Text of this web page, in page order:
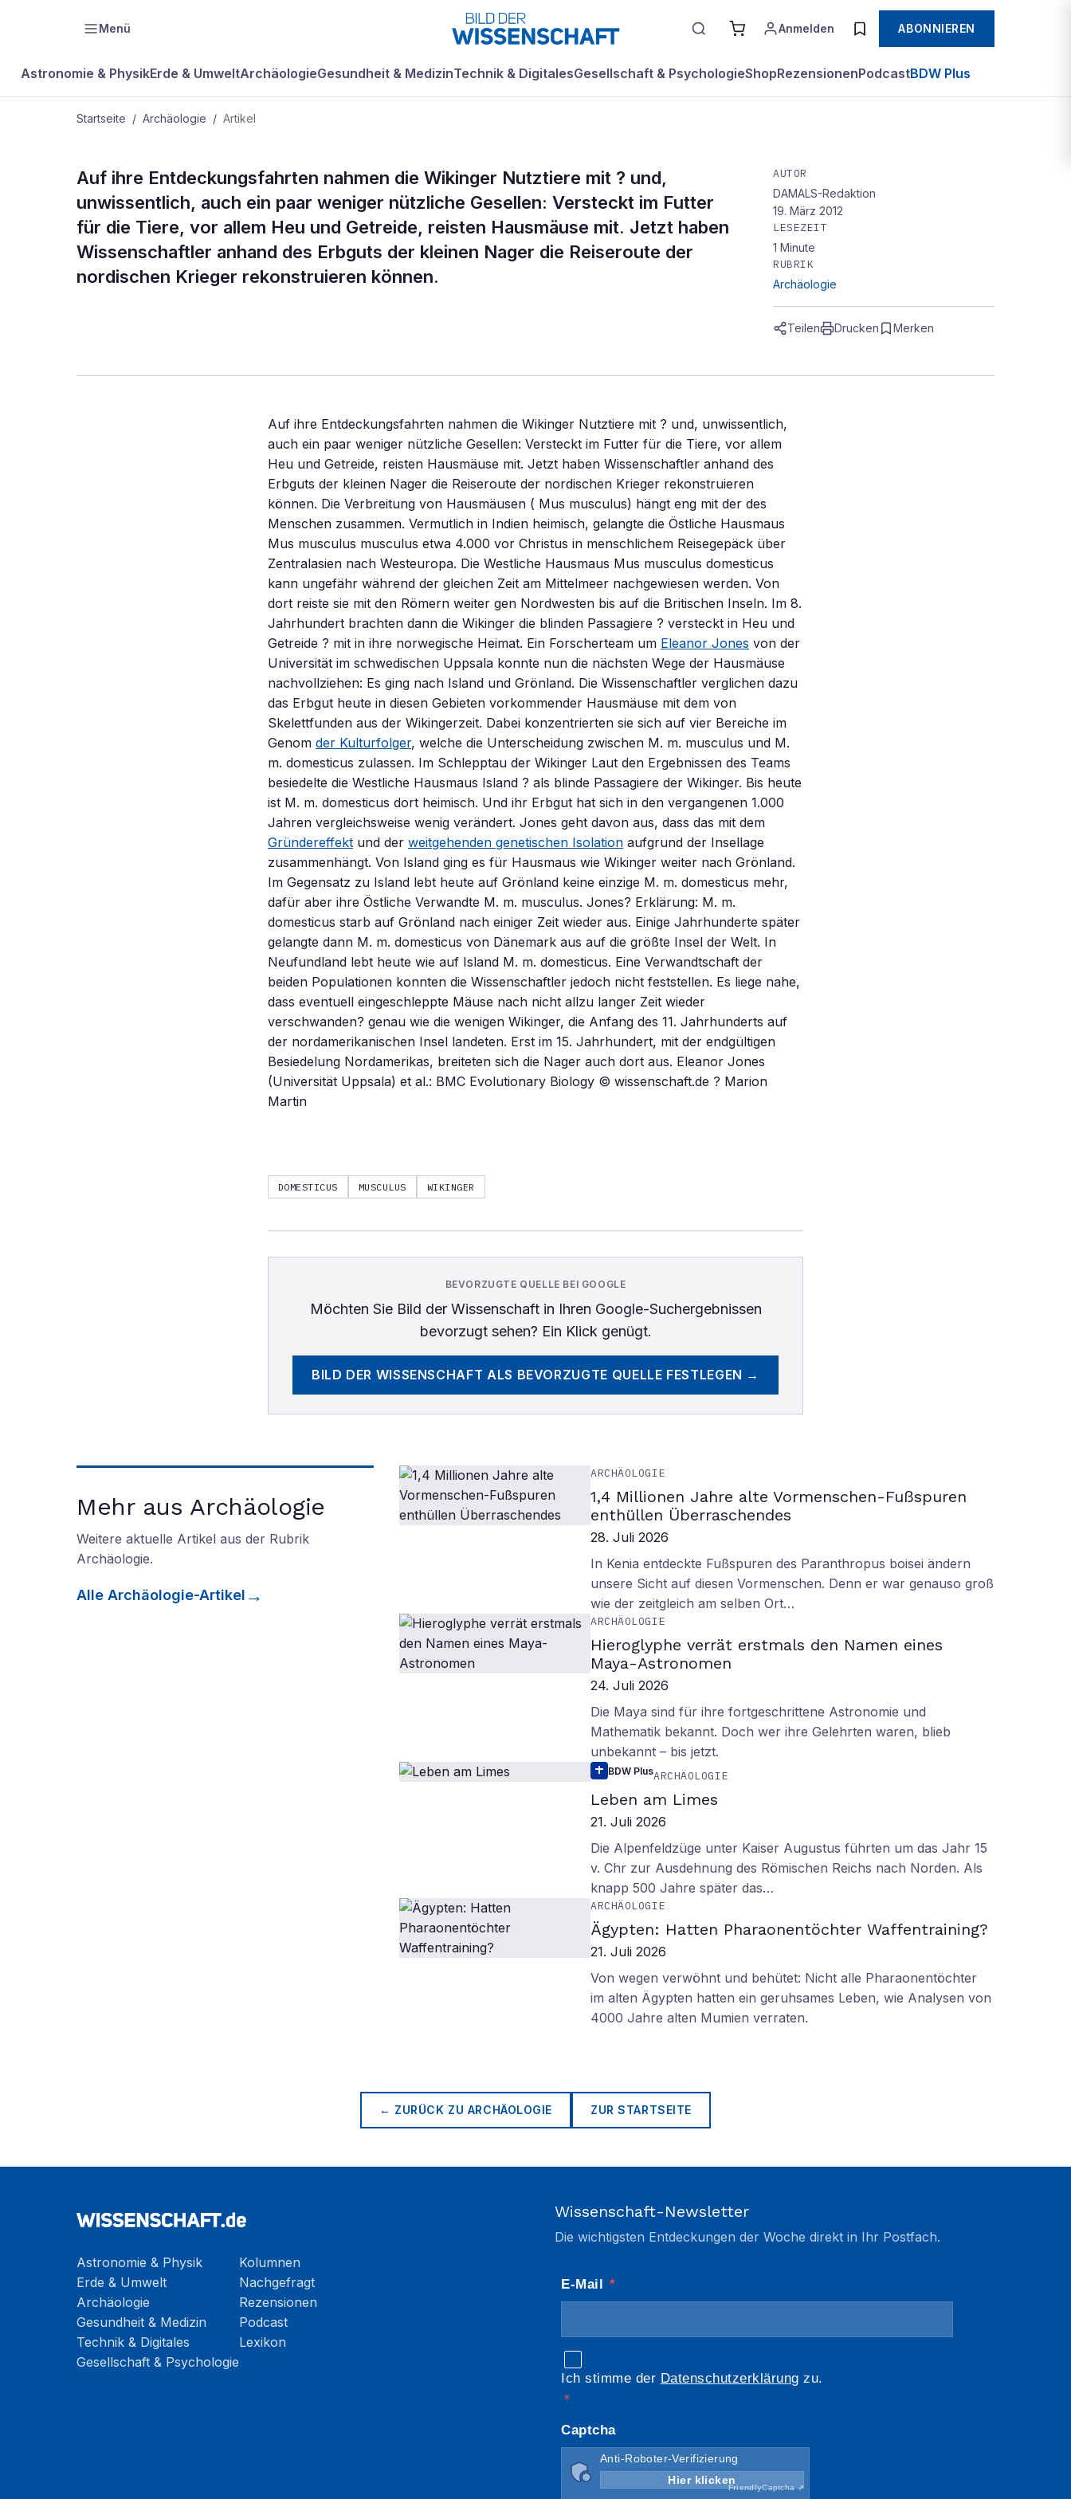
Menü Anmelden ABONNIEREN
Astronomie & PhysikErde & UmweltArchäologieGesundheit & MedizinTechnik & DigitalesGesellschaft & PsychologieShopRezensionenPodcastBDW Plus
Startseite / Archäologie / Artikel
ARCHÄOLOGIE
Mäuse auf großer
Fahrt
Auf ihre Entdeckungsfahrten nahmen die Wikinger Nutztiere mit ? und,
unwissentlich, auch ein paar weniger nützliche Gesellen: Versteckt im Futter
für die Tiere, vor allem Heu und Getreide, reisten Hausmäuse mit. Jetzt haben
Wissenschaftler anhand des Erbguts der kleinen Nager die Reiseroute der
nordischen Krieger rekonstruieren können.
AUTOR
DAMALS-Redaktion
19. März 2012
LESEZEIT
1 Minute
RUBRIK
Archäologie
Teilen Drucken Merken
Auf ihre Entdeckungsfahrten nahmen die Wikinger Nutztiere mit ? und, unwissentlich,
auch ein paar weniger nützliche Gesellen: Versteckt im Futter für die Tiere, vor allem
Heu und Getreide, reisten Hausmäuse mit. Jetzt haben Wissenschaftler anhand des
Erbguts der kleinen Nager die Reiseroute der nordischen Krieger rekonstruieren
können. Die Verbreitung von Hausmäusen ( Mus musculus) hängt eng mit der des
Menschen zusammen. Vermutlich in Indien heimisch, gelangte die Östliche Hausmaus
Mus musculus musculus etwa 4.000 vor Christus in menschlichem Reisegepäck über
Zentralasien nach Westeuropa. Die Westliche Hausmaus Mus musculus domesticus
kann ungefähr während der gleichen Zeit am Mittelmeer nachgewiesen werden. Von
dort reiste sie mit den Römern weiter gen Nordwesten bis auf die Britischen Inseln. Im 8.
Jahrhundert brachten dann die Wikinger die blinden Passagiere ? versteckt in Heu und
Getreide ? mit in ihre norwegische Heimat. Ein Forscherteam um Eleanor Jones von der
Universität im schwedischen Uppsala konnte nun die nächsten Wege der Hausmäuse
nachvollziehen: Es ging nach Island und Grönland. Die Wissenschaftler verglichen dazu
das Erbgut heute in diesen Gebieten vorkommender Hausmäuse mit dem von
Skelettfunden aus der Wikingerzeit. Dabei konzentrierten sie sich auf vier Bereiche im
Genom der Kulturfolger, welche die Unterscheidung zwischen M. m. musculus und M.
m. domesticus zulassen. Im Schlepptau der Wikinger Laut den Ergebnissen des Teams
besiedelte die Westliche Hausmaus Island ? als blinde Passagiere der Wikinger. Bis heute
ist M. m. domesticus dort heimisch. Und ihr Erbgut hat sich in den vergangenen 1.000
Jahren vergleichsweise wenig verändert. Jones geht davon aus, dass das mit dem
Gründereffekt und der weitgehenden genetischen Isolation aufgrund der Insellage
zusammenhängt. Von Island ging es für Hausmaus wie Wikinger weiter nach Grönland.
Im Gegensatz zu Island lebt heute auf Grönland keine einzige M. m. domesticus mehr,
dafür aber ihre Östliche Verwandte M. m. musculus. Jones? Erklärung: M. m.
domesticus starb auf Grönland nach einiger Zeit wieder aus. Einige Jahrhunderte später
gelangte dann M. m. domesticus von Dänemark aus auf die größte Insel der Welt. In
Neufundland lebt heute wie auf Island M. m. domesticus. Eine Verwandtschaft der
beiden Populationen konnten die Wissenschaftler jedoch nicht feststellen. Es liege nahe,
dass eventuell eingeschleppte Mäuse nach nicht allzu langer Zeit wieder
verschwanden? genau wie die wenigen Wikinger, die Anfang des 11. Jahrhunderts auf
der nordamerikanischen Insel landeten. Erst im 15. Jahrhundert, mit der endgültigen
Besiedelung Nordamerikas, breiteten sich die Nager auch dort aus. Eleanor Jones
(Universität Uppsala) et al.: BMC Evolutionary Biology © wissenschaft.de ? Marion
Martin
DOMESTICUS MUSCULUS WIKINGER
BEVORZUGTE QUELLE BEI GOOGLE
Möchten Sie Bild der Wissenschaftin Ihren Google-Suchergebnissen
bevorzugt sehen? Ein Klick genügt.
BILD DER WISSENSCHAFT ALS BEVORZUGTE QUELLE FESTLEGEN →
Mehr aus Archäologie
Weitere aktuelle Artikel aus der Rubrik
Archäologie.
Alle Archäologie-Artikel
ARCHÄOLOGIE
1,4 Millionen Jahre alte Vormenschen-Fußspuren
enthüllen Überraschendes
28. Juli 2026
In Kenia entdeckte Fußspuren des Paranthropus boisei ändern
unsere Sicht auf diesen Vormenschen. Denn er war genauso groß
wie der zeitgleich am selben Ort…
ARCHÄOLOGIE
Hieroglyphe verrät erstmals den Namen eines
Maya-Astronomen
24. Juli 2026
Die Maya sind für ihre fortgeschrittene Astronomie und
Mathematik bekannt. Doch wer ihre Gelehrten waren, blieb
unbekannt – bis jetzt.
BDW PlusARCHÄOLOGIE
Leben am Limes
21. Juli 2026
Die Alpenfeldzüge unter Kaiser Augustus führten um das Jahr 15
v. Chr zur Ausdehnung des Römischen Reichs nach Norden. Als
knapp 500 Jahre später das…
ARCHÄOLOGIE
Ägypten: Hatten Pharaonentöchter Waffentraining?
21. Juli 2026
Von wegen verwöhnt und behütet: Nicht alle Pharaonentöchter
im alten Ägypten hatten ein geruhsames Leben, wie Analysen von
4000 Jahre alten Mumien verraten.
← ZURÜCK ZU ARCHÄOLOGIE ZUR STARTSEITE
Astronomie & Physik
Erde & Umwelt
Archäologie
Gesundheit & Medizin
Technik & Digitales
Gesellschaft & Psychologie
Kolumnen
Nachgefragt
Rezensionen
Podcast
Lexikon
Wissenschaft-Newsletter
Die wichtigsten Entdeckungen der Woche direkt in Ihr Postfach.